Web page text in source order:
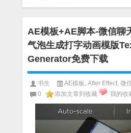
AE模板+AE脚本-微信聊
气泡生成打字动画模版
Generator免费下载
书生 AE模板 After Effect 微
0
添加文章到收藏 我的收